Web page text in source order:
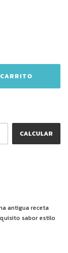
CALCULAR
antigua receta
sabor estilo